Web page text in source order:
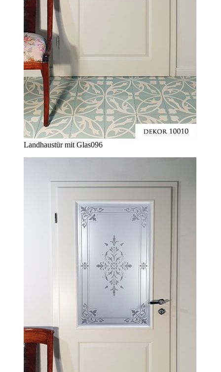
Landhaustür mit Glas096